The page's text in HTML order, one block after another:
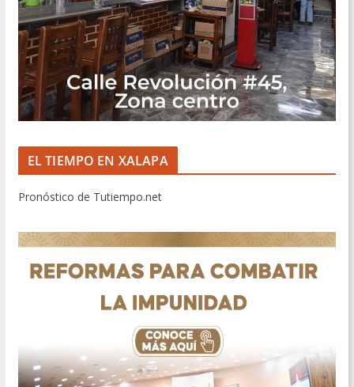
EL TIEMPO EN XALAPA
Pronóstico de Tutiempo.net